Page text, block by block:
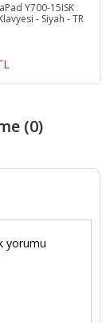
Y700-15ISK
- Siyah - TR
(0)
yorumu